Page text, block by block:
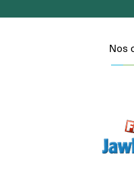
Nos